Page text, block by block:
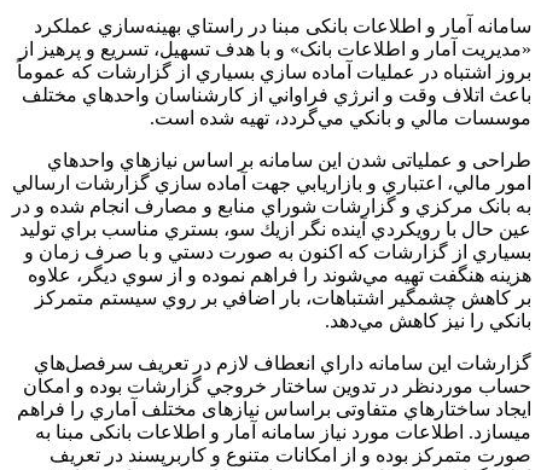
سامانه آمار و اطلاعات بانكی مبنا در راستاي بهينه‌سازي عملکرد
«مديريت آمار و اطلاعات بانک‌» و با هدف تسهيل، تسريع و پرهيز از
بروز اشتباه در عمليات آماده سازي بسياري از گزارشات که عموماً
باعث اتلاف وقت و انرژي فراواني از کارشناسان واحد‏هاي مختلف
موسسات مالي و بانكي مي‌گردد، تهيه شده است.
طراحی و عملیاتی شدن اين سامانه بر اساس نيازهاي واحدهاي
امور مالي، اعتباري و بازاريابي جهت آماده ‏سازي گزارشات ارسالي
به بانک مرکزي و گزارشات شوراي منابع و مصارف انجام شده و در
عين حال با رويکردي آينده ‏نگر ازيك سو، بستري مناسب براي توليد
بسياري از گزارشات که اکنون به صورت دستي و با صرف زمان و
هزينه هنگفت تهيه مي‌شوند را فراهم نموده و از سوي ديگر، علاوه
بر كاهش چشمگير اشتباهات، بار اضافي بر روي سيستم متمركز
بانكي را نيز كاهش مي‌دهد.
گزارشات اين سامانه داراي انعطاف لازم در تعريف سرفصل‌هاي
حساب موردنظر در تدوين ساختار خروجي گزارشات بوده و امکان
ایجاد ساختارهاي متفاوتی براساس نيازهای مختلف آماري را فراهم
می‏سازد. اطلاعات مورد نیاز سامانه آمار و اطلاعات بانكی مبنا به
صورت متمرکز بوده و از امكانات متنوع و كاربرپسند در تعريف